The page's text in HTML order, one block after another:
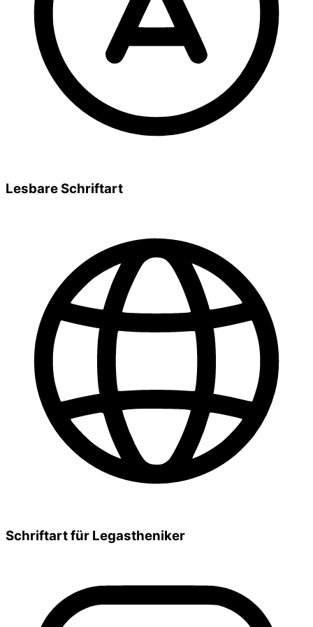
Lesbare Schriftart
Schriftart für Legastheniker